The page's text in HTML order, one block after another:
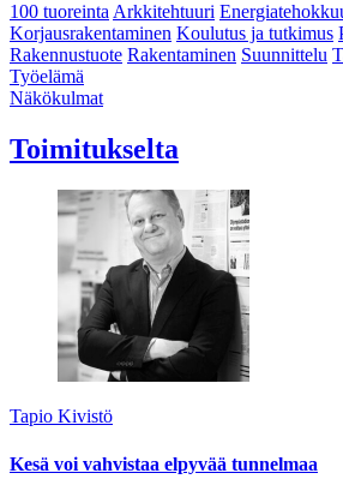
100 tuoreintaArkkitehtuuri
Korjausrakentaminen Koulutus ja tutkimus
Rakennustuote Rakentaminen Suunnittelu
Työelämä
Näkökulmat
Toimitukselta
Tapio Kivistö
Kesä voi vahvistaa elpyvää tunnelmaa